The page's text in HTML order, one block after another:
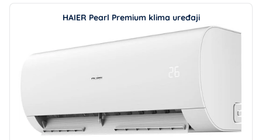
HAIER Pearl Premium klima uređaji